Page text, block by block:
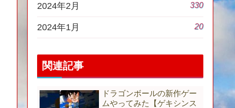
2024年2月 330
2024年1月 20
関連記事
ドラゴンボールの新作ゲー
ムやってみた【ゲキシンス